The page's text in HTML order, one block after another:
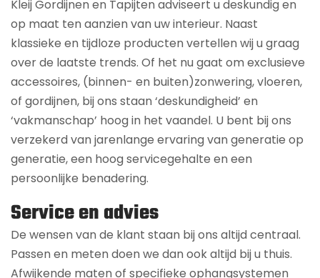
Kleij Gordijnen en Tapijten adviseert u deskundig en
op maat ten aanzien van uw interieur. Naast
klassieke en tijdloze producten vertellen wij u graag
over de laatste trends. Of het nu gaat om exclusieve
accessoires, (binnen- en buiten)zonwering, vloeren,
of gordijnen, bij ons staan ‘deskundigheid’ en
‘vakmanschap’ hoog in het vaandel. U bent bij ons
verzekerd van jarenlange ervaring van generatie op
generatie, een hoog servicegehalte en een
persoonlijke benadering.
Service en advies
De wensen van de klant staan bij ons altijd centraal.
Passen en meten doen we dan ook altijd bij u thuis.
Afwijkende maten of specifieke ophangsystemen